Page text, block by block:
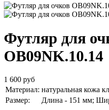
Футляр для
OB09NK.10.14
1 600 руб
Материал: натуральная кожа
Размер:
Длина - 151 мм;